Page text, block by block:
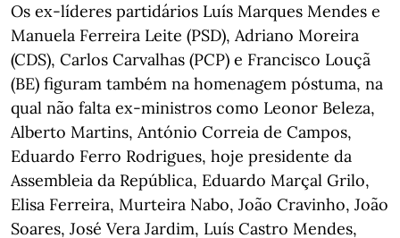
Os ex-líderes partidários Luís Marques Mendes e
Manuela Ferreira Leite (PSD), Adriano Moreira
(CDS), Carlos Carvalhas (PCP) e Francisco Louçã
(BE) figuram também na homenagem póstuma, na
qual não falta ex-ministros como Leonor Beleza,
Alberto Martins, António Correia de Campos,
Eduardo Ferro Rodrigues, hoje presidente da
Assembleia da República, Eduardo Marçal Grilo,
Elisa Ferreira, Murteira Nabo, João Cravinho, João
Soares, José Vera Jardim, Luís Castro Mendes,